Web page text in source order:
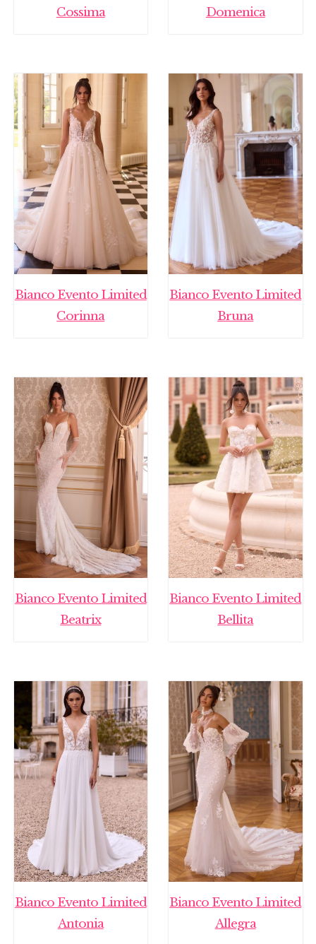
Cossima Domenica
Bianco Evento Limited
Corinna
Bianco Evento Limited
Bruna
Bianco Evento Limited
Beatrix
Bianco Evento Limited
Bellita
Bianco Evento Limited
Antonia
Bianco Evento Limited
Allegra